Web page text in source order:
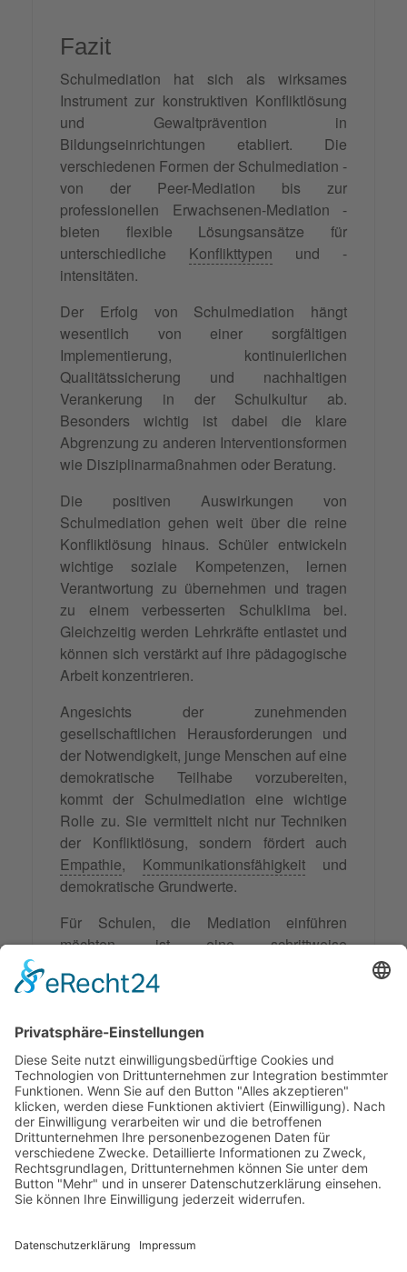
Fazit
Schulmediation hat sich als wirksames
Instrument zur konstruktiven Konfliktlösung
und Gewaltprävention in
Bildungseinrichtungen etabliert. Die
verschiedenen Formen der Schulmediation -
von der Peer-Mediation bis zur
professionellen Erwachsenen-Mediation -
bieten flexible Lösungsansätze für
unterschiedliche Konflikttypen und -
intensitäten.
Der Erfolg von Schulmediation hängt
wesentlich von einer sorgfältigen
Implementierung, kontinuierlichen
Qualitätssicherung und nachhaltigen
Verankerung in der Schulkultur ab.
Besonders wichtig ist dabei die klare
Abgrenzung zu anderen Interventionsformen
wie Disziplinarmaßnahmen oder Beratung.
Die positiven Auswirkungen von
Schulmediation gehen weit über die reine
Konfliktlösung hinaus. Schüler entwickeln
wichtige soziale Kompetenzen, lernen
Verantwortung zu übernehmen und tragen
zu einem verbesserten Schulklima bei.
Gleichzeitig werden Lehrkräfte entlastet und
können sich verstärkt auf ihre pädagogische
Arbeit konzentrieren.
Angesichts der zunehmenden
gesellschaftlichen Herausforderungen und
der Notwendigkeit, junge Menschen auf eine
demokratische Teilhabe vorzubereiten,
kommt der Schulmediation eine wichtige
Rolle zu. Sie vermittelt nicht nur Techniken
der Konfliktlösung, sondern fördert auch
Empathie, Kommunikationsfähigkeit und
demokratische Grundwerte.
Für Schulen, die Mediation einführen
möchten, ist eine schrittweise
einer gründlichen Bedarfsanalyse beginnt
einbezieht. Nur so kann Schulmediation ihr
volles Potenzial entfalten und zu einer
nachhaltigen Verbesserung des Schulklimas
beitragen.
© 2026 Frank Hartung Ihr Mediator bei Konflikten in Familie,